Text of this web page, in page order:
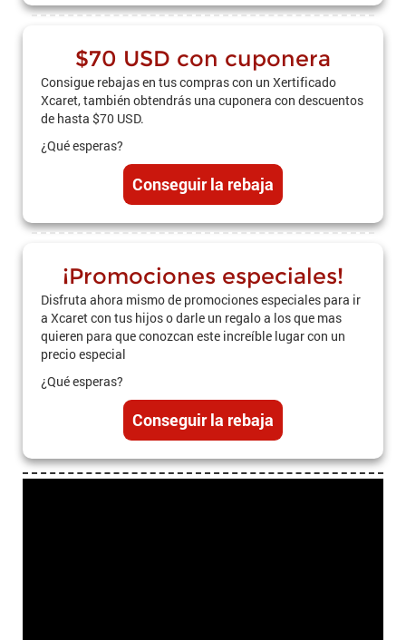
$70 USD con cuponera
Consigue rebajas en tus compras con un Xertificado
Xcaret, también obtendrás una cuponera con descuentos
de hasta $70 USD.
¿Qué esperas?
Conseguir la rebaja
¡Promociones especiales!
Disfruta ahora mismo de promociones especiales para ir
a Xcaret con tus hijos o darle un regalo a los que mas
quieren para que conozcan este increíble lugar con un
precio especial
¿Qué esperas?
Conseguir la rebaja